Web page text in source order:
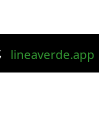
lineaverde.app